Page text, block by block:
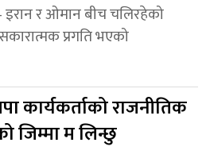
इरान र ओमान बीच चलिरहेको
सकारात्मक प्रगति भएको
कार्यकर्ताको राजनीतिक
जिम्मा म लिन्छु